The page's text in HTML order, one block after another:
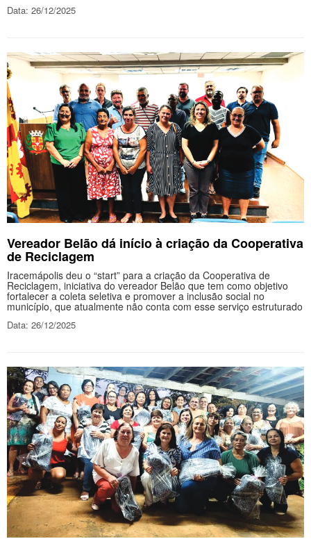
Data: 26/12/2025
Vereador Belão dá início à criação da Cooperativa
de Reciclagem
Iracemápolis deu o “start” para a criação da Cooperativa de
Reciclagem, iniciativa do vereador Belão que tem como objetivo
fortalecer a coleta seletiva e promover a inclusão social no
município, que atualmente não conta com esse serviço estruturado
Data: 26/12/2025